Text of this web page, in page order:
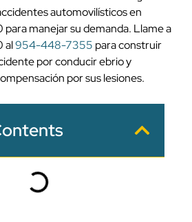
automovilísticos en
manejar su demanda. Llame a
al954-448-7355 para construir
por conducir ebrio y
por sus lesiones.